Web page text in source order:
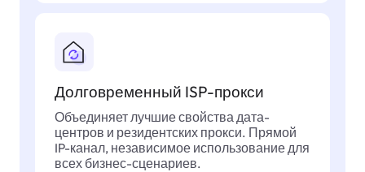
Долговременный ISP-прокси
Объединяет лучшие свойства дата-
центров и резидентских прокси. Прямой
IP-канал, независимое использование для
всех бизнес-сценариев.